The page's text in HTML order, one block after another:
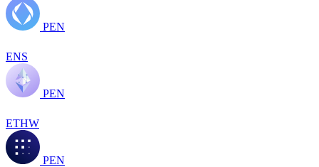
PEN
ENS
PEN
ETHW
PEN